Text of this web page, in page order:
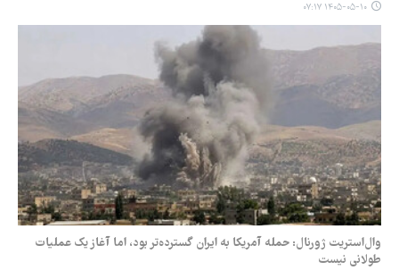
۱۴۰۵-۰۵-۱۰ ۰۷:۱۷
وال‌استریت ژورنال: حمله آمریکا به ایران گسترده‌تر بود، اما آغاز یک عملیات
طولانی نیست